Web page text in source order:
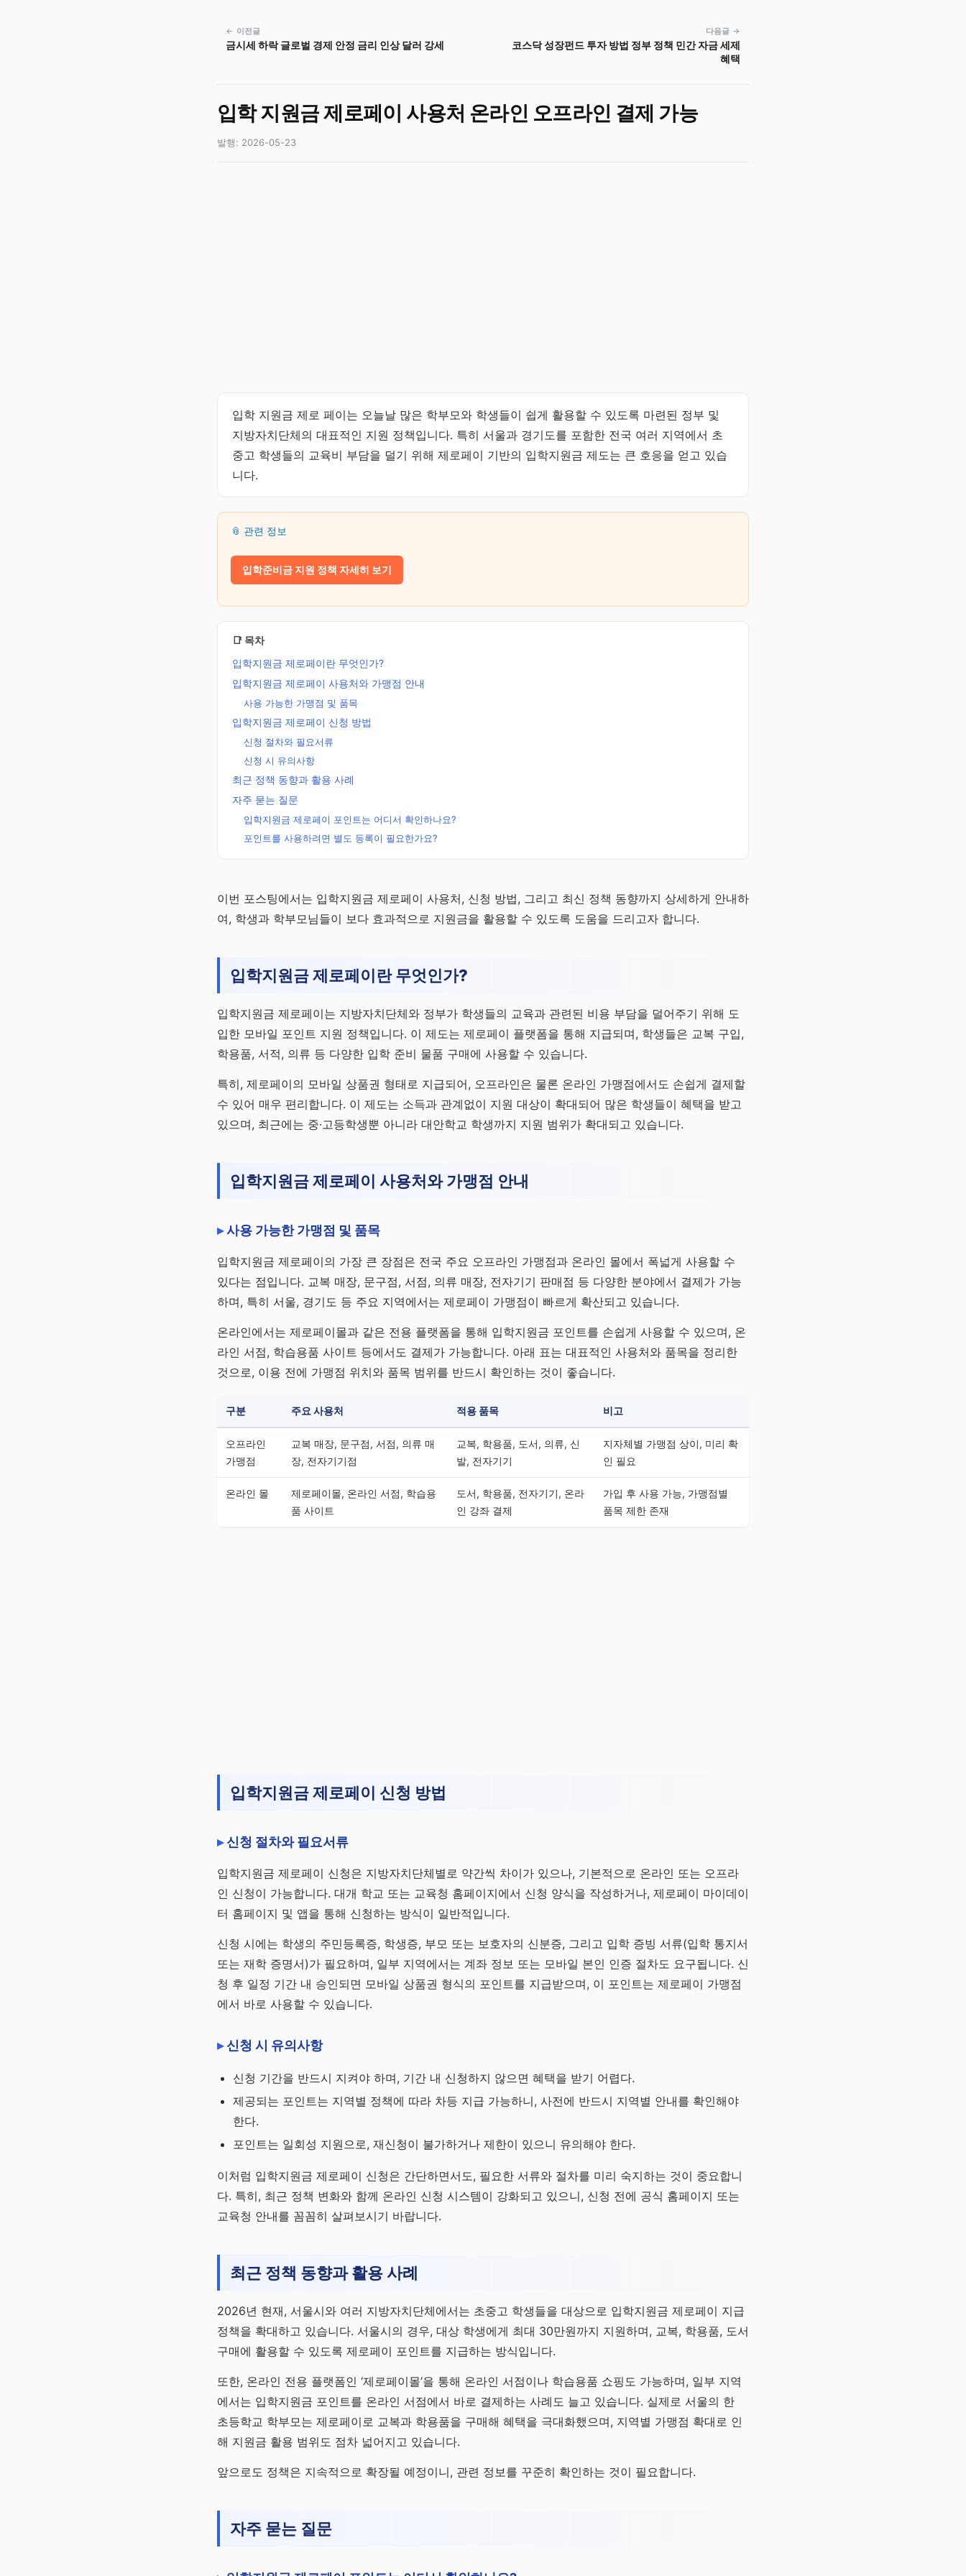
← 이전글
금시세 하락 글로벌 경제 안정 금리 인상 달러 강세
다음글 →
코스닥 성장펀드 투자 방법 정부 정책 민간 자금 세제
혜택
입학 지원금 제로페이 사용처 온라인 오프라인 결제 가능
발행: 2026-05-23
입학 지원금 제로 페이는 오늘날 많은 학부모와 학생들이 쉽게 활용할 수 있도록 마련된 정부 및
지방자치단체의 대표적인 지원 정책입니다. 특히 서울과 경기도를 포함한 전국 여러 지역에서 초
중고 학생들의 교육비 부담을 덜기 위해 제로페이 기반의 입학지원금 제도는 큰 호응을 얻고 있습
니다.
📎 관련 정보
입학준비금 지원 정책 자세히 보기
📑 목차
입학지원금 제로페이란 무엇인가?
입학지원금 제로페이 사용처와 가맹점 안내
사용 가능한 가맹점 및 품목
입학지원금 제로페이 신청 방법
신청 절차와 필요서류
신청 시 유의사항
최근 정책 동향과 활용 사례
자주 묻는 질문
입학지원금 제로페이 포인트는 어디서 확인하나요?
포인트를 사용하려면 별도 등록이 필요한가요?
노후준비 연금전략
국민·퇴직·개인·주택연금으
채널 바로가기
이번 포스팅에서는 입학지원금 제로페이 사용처, 신청 방법, 그리고 최신 정책 동향까지 상세하게 안내하
여, 학생과 학부모님들이 보다 효과적으로 지원금을 활용할 수 있도록 도움을 드리고자 합니다.
입학지원금 제로페이란 무엇인가?
입학지원금 제로페이는 지방자치단체와 정부가 학생들의 교육과 관련된 비용 부담을 덜어주기 위해 도
입한 모바일 포인트 지원 정책입니다. 이 제도는 제로페이 플랫폼을 통해 지급되며, 학생들은 교복 구입,
학용품, 서적, 의류 등 다양한 입학 준비 물품 구매에 사용할 수 있습니다.
특히, 제로페이의 모바일 상품권 형태로 지급되어, 오프라인은 물론 온라인 가맹점에서도 손쉽게 결제할
수 있어 매우 편리합니다. 이 제도는 소득과 관계없이 지원 대상이 확대되어 많은 학생들이 혜택을 받고
있으며, 최근에는 중·고등학생뿐 아니라 대안학교 학생까지 지원 범위가 확대되고 있습니다.
입학지원금 제로페이 사용처와 가맹점 안내
사용 가능한 가맹점 및 품목
입학지원금 제로페이의 가장 큰 장점은 전국 주요 오프라인 가맹점과 온라인 몰에서 폭넓게 사용할 수
있다는 점입니다. 교복 매장, 문구점, 서점, 의류 매장, 전자기기 판매점 등 다양한 분야에서 결제가 가능
하며, 특히 서울, 경기도 등 주요 지역에서는 제로페이 가맹점이 빠르게 확산되고 있습니다.
온라인에서는 제로페이몰과 같은 전용 플랫폼을 통해 입학지원금 포인트를 손쉽게 사용할 수 있으며, 온
라인 서점, 학습용품 사이트 등에서도 결제가 가능합니다. 아래 표는 대표적인 사용처와 품목을 정리한
것으로, 이용 전에 가맹점 위치와 품목 범위를 반드시 확인하는 것이 좋습니다.
구분 주요 사용처 적용 품목 비고
오프라인
가맹점
교복 매장, 문구점, 서점, 의류 매
장, 전자기기점
교복, 학용품, 도서, 의류, 신
발, 전자기기
지자체별 가맹점 상이, 미리 확
인 필요
온라인 몰
제로페이몰, 온라인 서점, 학습용
품 사이트
도서, 학용품, 전자기기, 온라
인 강좌 결제
가입 후 사용 가능, 가맹점별
품목 제한 존재
입학지원금 제로페이 신청 방법
신청 절차와 필요서류
입학지원금 제로페이 신청은 지방자치단체별로 약간씩 차이가 있으나, 기본적으로 온라인 또는 오프라
인 신청이 가능합니다. 대개 학교 또는 교육청 홈페이지에서 신청 양식을 작성하거나, 제로페이 마이데이
터 홈페이지 및 앱을 통해 신청하는 방식이 일반적입니다.
신청 시에는 학생의 주민등록증, 학생증, 부모 또는 보호자의 신분증, 그리고 입학 증빙 서류(입학 통지서
또는 재학 증명서)가 필요하며, 일부 지역에서는 계좌 정보 또는 모바일 본인 인증 절차도 요구됩니다. 신
청 후 일정 기간 내 승인되면 모바일 상품권 형식의 포인트를 지급받으며, 이 포인트는 제로페이 가맹점
에서 바로 사용할 수 있습니다.
신청 시 유의사항
신청 기간을 반드시 지켜야 하며, 기간 내 신청하지 않으면 혜택을 받기 어렵다.
제공되는 포인트는 지역별 정책에 따라 차등 지급 가능하니, 사전에 반드시 지역별 안내를 확인해야
한다.
포인트는 일회성 지원으로, 재신청이 불가하거나 제한이 있으니 유의해야 한다.
이처럼 입학지원금 제로페이 신청은 간단하면서도, 필요한 서류와 절차를 미리 숙지하는 것이 중요합니
다. 특히, 최근 정책 변화와 함께 온라인 신청 시스템이 강화되고 있으니, 신청 전에 공식 홈페이지 또는
교육청 안내를 꼼꼼히 살펴보시기 바랍니다.
최근 정책 동향과 활용 사례
2026년 현재, 서울시와 여러 지방자치단체에서는 초중고 학생들을 대상으로 입학지원금 제로페이 지급
정책을 확대하고 있습니다. 서울시의 경우, 대상 학생에게 최대 30만원까지 지원하며, 교복, 학용품, 도서
구매에 활용할 수 있도록 제로페이 포인트를 지급하는 방식입니다.
또한, 온라인 전용 플랫폼인 ‘제로페이몰’을 통해 온라인 서점이나 학습용품 쇼핑도 가능하며, 일부 지역
에서는 입학지원금 포인트를 온라인 서점에서 바로 결제하는 사례도 늘고 있습니다. 실제로 서울의 한
초등학교 학부모는 제로페이로 교복과 학용품을 구매해 혜택을 극대화했으며, 지역별 가맹점 확대로 인
해 지원금 활용 범위도 점차 넓어지고 있습니다.
앞으로도 정책은 지속적으로 확장될 예정이니, 관련 정보를 꾸준히 확인하는 것이 필요합니다.
자주 묻는 질문